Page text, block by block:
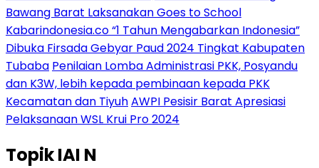
Bawang Barat Laksanakan Goes to School
Kabarindonesia.co “1 Tahun Mengabarkan Indonesia”
Dibuka Firsada Gebyar Paud 2024 Tingkat Kabupaten
Tubaba Penilaian Lomba Administrasi PKK, Posyandu
dan K3W, lebih kepada pembinaan kepada PKK
Kecamatan dan TiyuhAWPI Pesisir Barat Apresiasi
Pelaksanaan WSL Krui Pro 2024
TopikIAI N